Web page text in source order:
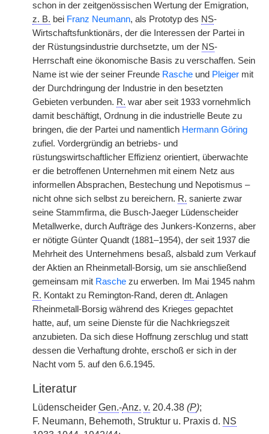
schon in der zeitgenössischen Wertung der Emigration,
z. B. bei Franz Neumann, als Prototyp des NS-
Wirtschaftsfunktionärs, der die Interessen der Partei in
der Rüstungsindustrie durchsetzte, um der NS-
Herrschaft eine ökonomische Basis zu verschaffen. Sein
Name ist wie der seiner Freunde Rasche und Pleiger mit
der Durchdringung der Industrie in den besetzten
Gebieten verbunden. R. war aber seit 1933 vornehmlich
damit beschäftigt, Ordnung in die industrielle Beute zu
bringen, die der Partei und namentlich Hermann Göring
zufiel. Vordergründig an betriebs- und
rüstungswirtschaftlicher Effizienz orientiert, überwachte
er die betroffenen Unternehmen mit einem Netz aus
informellen Absprachen, Bestechung und Nepotismus –
nicht ohne sich selbst zu bereichern. R. sanierte zwar
seine Stammfirma, die Busch-Jaeger Lüdenscheider
Metallwerke, durch Aufträge des Junkers-Konzerns, aber
er nötigte Günter Quandt (1881–1954), der seit 1937 die
Mehrheit des Unternehmens besaß, alsbald zum Verkauf
der Aktien an Rheinmetall-Borsig, um sie anschließend
gemeinsam mit Rasche zu erwerben. Im Mai 1945 nahm
R. Kontakt zu Remington-Rand, deren dt. Anlagen
Rheinmetall-Borsig während des Krieges gepachtet
hatte, auf, um seine Dienste für die Nachkriegszeit
anzubieten. Da sich diese Hoffnung zerschlug und statt
dessen die Verhaftung drohte, erschoß er sich in der
Nacht vom 5. auf den 6.6.1945.
Literatur
Lüdenscheider Gen.-Anz. v. 20.4.38 (P);
F. Neumann, Behemoth, Struktur u. Praxis d. NS